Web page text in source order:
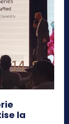
la